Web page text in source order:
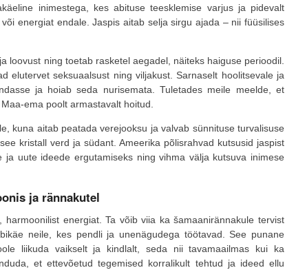
inimestega, kes abituse teesklemise varjus ja pidevalt
energiat endale. Jaspis aitab selja sirgu ajada – nii füüsilises
loovust ning toetab rasketel aegadel, näiteks haiguse perioodil.
elutervet seksuaalsust ning viljakust. Sarnaselt hoolitsevale ja
ja hoiab seda nurisemata. Tuletades meile meelde, et
ema poolt armastavalt hoitud.
kuna aitab peatada verejooksu ja valvab sünnituse turvalisuse
kristall verd ja südant. Ameerika põlisrahvad kutsusid jaspist
ja uute ideede ergutamiseks ning vihma välja kutsuva inimese
ja rännakutel
harmoonilist energiat. Ta võib viia ka šamaanirännakule tervist
neile, kes pendli ja unenägudega töötavad. See punane
liikuda vaikselt ja kindlalt, seda nii tavamaailmas kui ka
et ettevõetud tegemised korralikult tehtud ja ideed ellu